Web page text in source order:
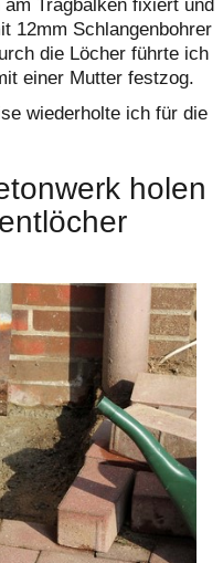
Tragbalken fixiert und
12mm Schlangenbohrer
die Löcher führte ich
einer Mutter festzog.
wiederholte ich für die
holen